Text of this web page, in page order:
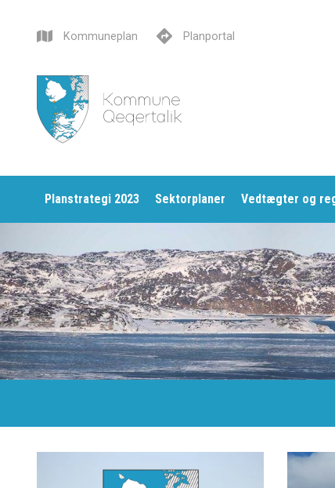
Kommuneplan Planportal
Planstrategi 2023 Sektorplaner Vedtægter og